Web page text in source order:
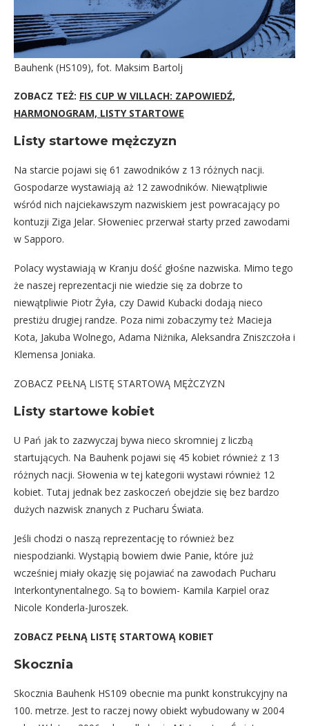
Bauhenk (HS109), fot. Maksim Bartolj
ZOBACZ TEŻ: FIS CUP W VILLACH: ZAPOWIEDŹ,
HARMONOGRAM, LISTY STARTOWE
Listy startowe mężczyzn
Na starcie pojawi się 61 zawodników z 13 różnych nacji.
Gospodarze wystawiają aż 12 zawodników. Niewątpliwie
wśród nich najciekawszym nazwiskiem jest powracający po
kontuzji Ziga Jelar. Słoweniec przerwał starty przed zawodami
w Sapporo.
Polacy wystawiają w Kranju dość głośne nazwiska. Mimo tego
że naszej reprezentacji nie wiedzie się za dobrze to
niewątpliwie Piotr Żyła, czy Dawid Kubacki dodają nieco
prestiżu drugiej randze. Poza nimi zobaczymy też Macieja
Kota, Jakuba Wolnego, Adama Niżnika, Aleksandra Zniszczoła i
Klemensa Joniaka.
ZOBACZ PEŁNĄ LISTĘ STARTOWĄ MĘŻCZYZN
Listy startowe kobiet
U Pań jak to zazwyczaj bywa nieco skromniej z liczbą
startujących. Na Bauhenk pojawi się 45 kobiet również z 13
różnych nacji. Słowenia w tej kategorii wystawi również 12
kobiet. Tutaj jednak bez zaskoczeń obejdzie się bez bardzo
dużych nazwisk znanych z Pucharu Świata.
Jeśli chodzi o naszą reprezentację to również bez
niespodzianki. Wystąpią bowiem dwie Panie, które już
wcześniej miały okazję się pojawiać na zawodach Pucharu
Interkontynentalnego. Są to bowiem- Kamila Karpiel oraz
Nicole Konderla-Juroszek.
ZOBACZ PEŁNĄ LISTĘ STARTOWĄ KOBIET
Skocznia
Skocznia Bauhenk HS109 obecnie ma punkt konstrukcyjny na
100. metrze. Jest to raczej nowy obiekt wybudowany w 2004